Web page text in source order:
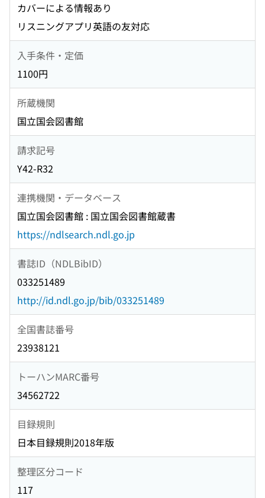
カバーによる情報あり
リスニングアプリ英語の友対応
入手条件・定価
1100円
所蔵機関
国立国会図書館
請求記号
Y42-R32
連携機関・データベース
国立国会図書館 : 国立国会図書館蔵書
https://ndlsearch.ndl.go.jp
書誌ID（NDLBibID）
033251489
http://id.ndl.go.jp/bib/033251489
全国書誌番号
23938121
トーハンMARC番号
34562722
目録規則
日本目録規則2018年版
整理区分コード
117